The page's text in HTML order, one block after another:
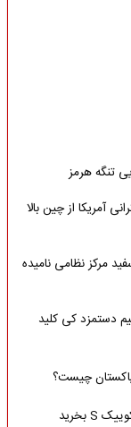
تنگه هرمز
آمریکا از چین بالا
مرکز نظامی نامیده
دستمزد کی کلید
چیست؟